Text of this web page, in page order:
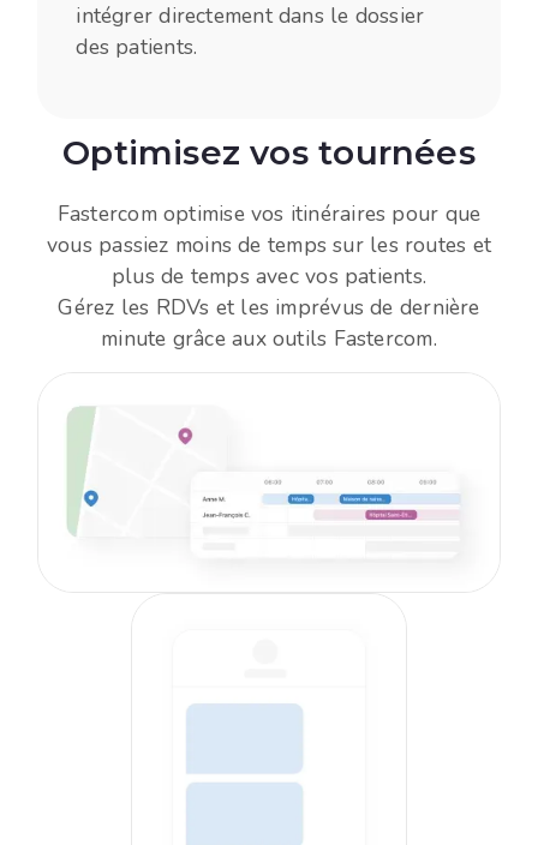
intégrer directement dans le dossier
des patients.
Optimisez vos tournées
Fastercom optimise vos itinéraires pour que
vous passiez moins de temps sur les routes et
plus de temps avec vos patients.
Gérez les RDVs et les imprévus de dernière
minute grâce aux outils Fastercom.